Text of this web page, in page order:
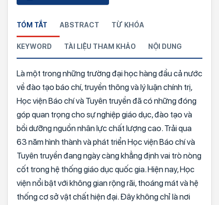
TÓM TẮT ABSTRACT TỪ KHÓA
KEYWORD TÀI LIỆU THAM KHẢO NỘI DUNG
Là một trong những trường đại học hàng đầu cả nước
về đào tạo báo chí, truyền thông và lý luận chính trị,
Học viện Báo chí và Tuyên truyền đã có những đóng
góp quan trọng cho sự nghiệp giáo dục, đào tạo và
bồi dưỡng nguồn nhân lực chất lượng cao. Trải qua
63 năm hình thành và phát triển Học viện Báo chí và
Tuyên truyền đang ngày càng khẳng định vai trò nòng
cốt trong hệ thống giáo dục quốc gia. Hiện nay, Học
viện nổi bật với không gian rộng rãi, thoáng mát và hệ
thống cơ sở vật chất hiện đại. Đây không chỉ là nơi